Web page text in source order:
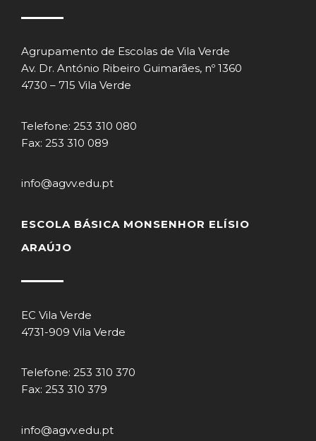
Agrupamento de Escolas de Vila Verde
Av. Dr. António Ribeiro Guimarães, nº 1360
4730 – 715 Vila Verde
Telefone: 253 310 080
Fax: 253 310 089
info@agvv.edu.pt
ESCOLA BÁSICA MONSENHOR ELÍSIO
ARAÚJO
EC Vila Verde
4731-909 Vila Verde
Telefone: 253 310 370
Fax: 253 310 379
info@agvv.edu.pt